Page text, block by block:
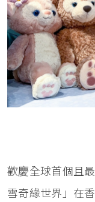
歡慶全球首個且
雪奇緣世界」在